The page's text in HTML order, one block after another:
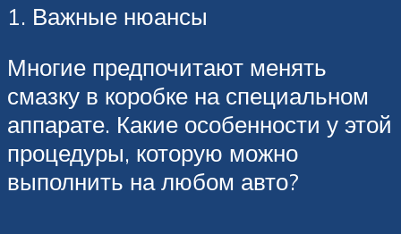
1. Важные нюансы
Многие предпочитают менять
смазку в коробке на специальном
аппарате. Какие особенности у этой
процедуры, которую можно
выполнить на любом авто?